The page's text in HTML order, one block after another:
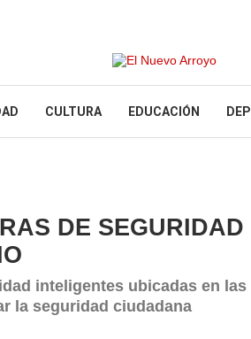
CULTURA EDUCACIÓN
DE SEGURIDAD
inteligentes ubicadas en las
la seguridad ciudadana